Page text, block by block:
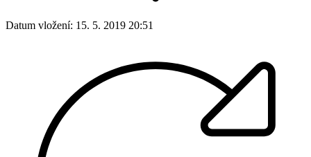
Datum vložení: 15. 5. 2019 20:51